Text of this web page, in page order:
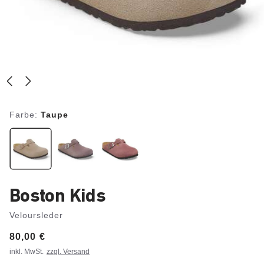
Farbe: Taupe
Boston Kids
Veloursleder
Price:
80,00 €
inkl. MwSt. zzgl. Versand